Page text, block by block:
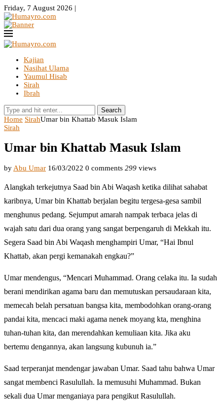
Friday, 7 August 2026 |
Kajian
Nasihat Ulama
Yaumul Hisab
Sirah
Ibrah
Search
Home SirahUmar bin Khattab Masuk Islam
Sirah
Umar bin Khattab Masuk Islam
by Abu Umar 16/03/2022 0 comments 299 views
Alangkah terkejutnya Saad bin Abi Waqash ketika dilihat sahabat
karibnya, Umar bin Khattab berjalan begitu tergesa-gesa sambil
menghunus pedang. Sejumput amarah nampak terbaca jelas di
wajah satu dari dua orang yang sangat berpengaruh di Mekkah itu.
Segera Saad bin Abi Waqash menghampiri Umar, “Hai Ibnul
Khattab, akan pergi kemanakah engkau?”
Umar mendengus, “Mencari Muhammad. Orang celaka itu. Ia sudah
berani mendirikan agama baru dan memutuskan persaudaraan kita,
memecah belah persatuan bangsa kita, membodohkan orang-orang
pandai kita, mencaci maki agama nenek moyang kta, menghina
tuhan-tuhan kita, dan merendahkan kemuliaan kita. Jika aku
bertemu dengannya, akan langsung kubunuh ia.”
Saad terperanjat mendengar jawaban Umar. Saad tahu bahwa Umar
sangat membenci Rasulullah. Ia memusuhi Muhammad. Bukan
sekali dua Umar menganiaya para pengikut Rasulullah.